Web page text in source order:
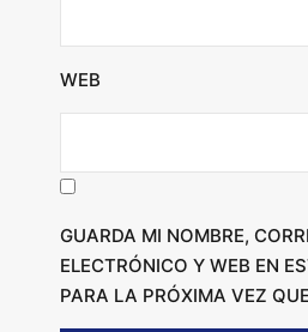
WEB
GUARDA MI NOMBRE,
ELECTRÓNICO Y WEB EN
PARA LA PRÓXIMA VEZ